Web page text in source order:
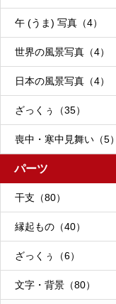
午 (うま) 写真（4）
世界の風景写真（4）
日本の風景写真（4）
ざっくぅ（35）
喪中・寒中見舞い（5）
パーツ
干支（80）
縁起もの（40）
ざっくぅ（6）
文字・背景（80）